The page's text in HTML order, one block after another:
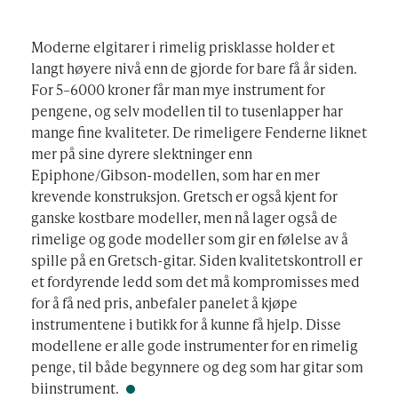
Moderne elgitarer i rimelig prisklasse holder et
langt høyere nivå enn de gjorde for bare få år siden.
For 5–6000 kroner får man mye instrument for
pengene, og selv modellen til to tusenlapper har
mange fine kvaliteter. De rimeligere Fenderne liknet
mer på sine dyrere slektninger enn
Epiphone/Gibson-modellen, som har en mer
krevende konstruksjon. Gretsch er også kjent for
ganske kostbare modeller, men nå lager også de
rimelige og gode modeller som gir en følelse av å
spille på en Gretsch-gitar. Siden kvalitetskontroll er
et fordyrende ledd som det må kompromisses med
for å få ned pris, anbefaler panelet å kjøpe
instrumentene i butikk for å kunne få hjelp. Disse
modellene er alle gode instrumenter for en rimelig
penge, til både begynnere og deg som har gitar som
biinstrument.